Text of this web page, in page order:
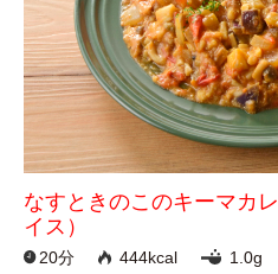
なすときのこのキーマカ
イス）
20分 444kcal 1.0g